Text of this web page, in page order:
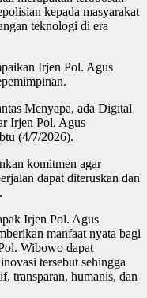
kepada masyarakat
teknologi di era
Irjen Pol. Agus
Menyapa, ada Digital
Irjen Pol. Agus
(4/7/2026).
komitmen agar
dapat diteruskan dan
Irjen Pol. Agus
manfaat nyata bagi
Wibowo dapat
tersebut sehingga
transparan, humanis, dan